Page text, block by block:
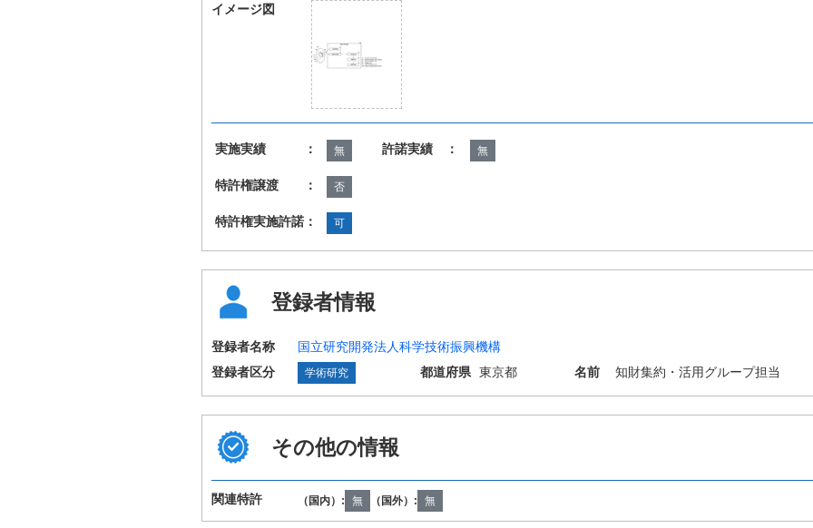
イメージ図
実施実績 ： 無 許諾実績 ： 無
特許権譲渡 ： 否
特許権実施許諾： 可
登録者情報
登録者名称
国立研究開発法人科学技術振興機構
登録者区分
学術研究 都道府県 東京都 名前 知財集約・活用グループ担当
その他の情報
関連特許 （国内）: 無 （国外）: 無